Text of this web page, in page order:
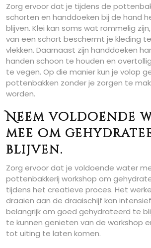
Zorg ervoor dat je tijdens de
schorten en handdoeken bij de hand
blijven. Klei kan soms wat rommelig
van een schort beschermt je kleding
vlekken. Daarnaast zijn handdoeken
handen schoon te houden en
te vegen. Op die manier kun je volop
pottenbakken zonder je zorgen te
worden.
Neem voldoende
mee om
blijven.
Zorg ervoor dat je voldoende water
pottenbakkerij workshop om
tijdens het creatieve proces. Het
draaien aan de draaischijf kan
belangrijk om goed gehydrateerd te
te kunnen genieten van de workshop
tot uiting te laten komen.